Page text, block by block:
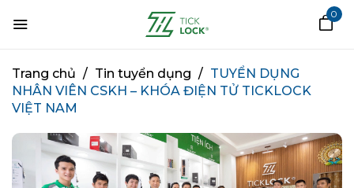
0
Trang chủ / Tin tuyển dụng / TUYỂN DỤNG
NHÂN VIÊN CSKH – KHÓA ĐIỆN TỬ TICKLOCK
VIỆT NAM